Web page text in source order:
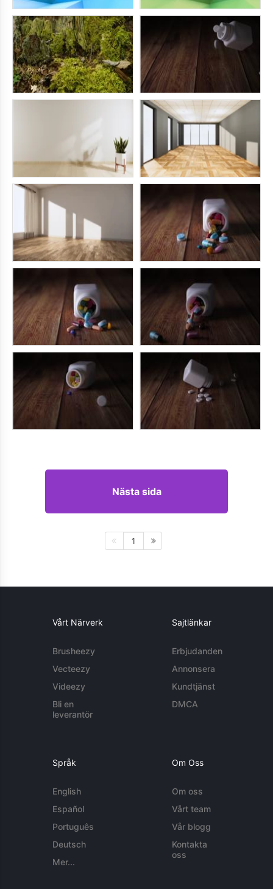
Nästa sida
1
Vårt Närverk
Brusheezy
Vecteezy
Videezy
Bli en
leverantör
Sajtlänkar
Erbjudanden
Annonsera
Kundtjänst
DMCA
Språk
English
Español
Português
Deutsch
Mer...
Om Oss
Om oss
Vårt team
Vår blogg
Kontakta
oss